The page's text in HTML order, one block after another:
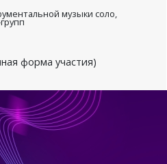
музыки соло,
форма участия)